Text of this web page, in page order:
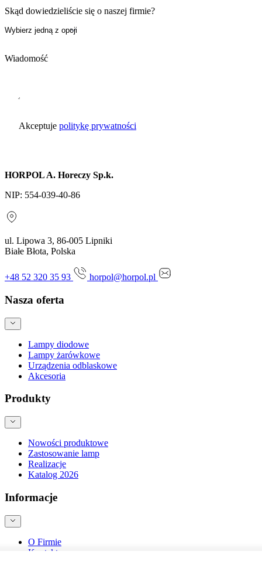
Skąd dowiedzieliście się o naszej firmie?
Wiadomość
Akceptuje politykę prywatności
HORPOL A. Horeczy Sp.k.
NIP: 554-039-40-86
ul. Lipowa 3, 86-005 Lipniki
Białe Błota, Polska
+48 52 320 35 93 horpol@horpol.pl
Nasza oferta
Lampy diodowe
Lampy żarówkowe
Urządzenia odblaskowe
Akcesoria
Produkty
Nowości produktowe
Zastosowanie lamp
Realizacje
Katalog 2026
Informacje
O Firmie
Kontakt